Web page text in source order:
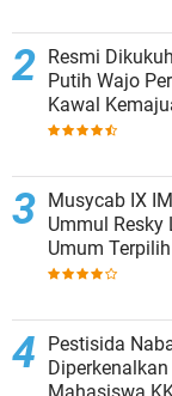
Resmi
Putih Wajo
Kawal
Merah Putih
Musycab IX
Ummul
Umum Terpilih
Pestisida